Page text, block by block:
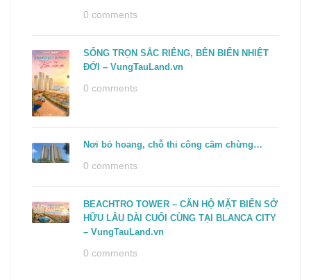
0 comments
SỐNG TRỌN SẮC RIÊNG, BÊN BIỂN NHIỆT
ĐỚI – VungTauLand.vn
0 comments
Nơi bỏ hoang, chỗ thi công cầm chừng…
0 comments
BEACHTRO TOWER – CĂN HỘ MẶT BIỂN SỞ
HỮU LÂU DÀI CUỐI CÙNG TẠI BLANCA CITY
– VungTauLand.vn
0 comments